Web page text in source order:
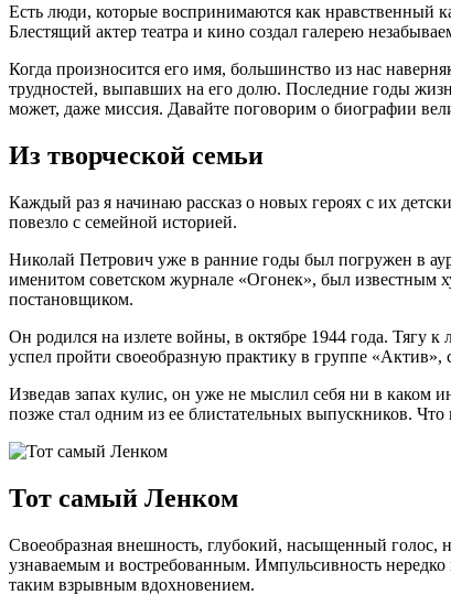
Есть люди, которые воспринимаются как нравственный
Блестящий актер театра и кино создал галерею
Когда произносится его имя, большинство из нас
трудностей, выпавших на его долю. Последние годы
может, даже миссия. Давайте поговорим о биографии
Из творческой семьи
Каждый раз я начинаю рассказ о новых героях с их
повезло с семейной историей.
Николай Петрович уже в ранние годы был погружен в
именитом советском журнале «Огонек», был известным
постановщиком.
Он родился на излете войны, в октябре 1944 года. Тягу
успел пройти своеобразную практику в группе «Актив»,
Изведав запах кулис, он уже не мыслил себя ни в
позже стал одним из ее блистательных выпускников.
Тот самый Ленком
Своеобразная внешность, глубокий, насыщенный голос,
узнаваемым и востребованным. Импульсивность нередко
таким взрывным вдохновением.